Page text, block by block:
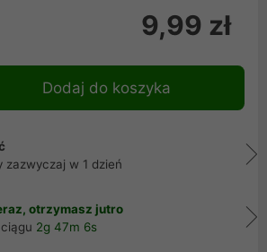
9,99 zł
Dodaj do koszyka
zazwyczaj w 1 dzień
otrzymasz jutro
2g 47m 6s